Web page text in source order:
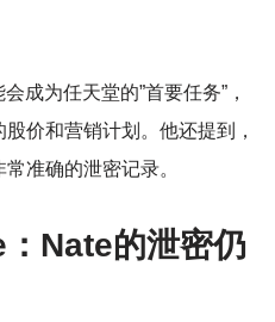
成为任天堂的”首要任务”，
价和营销计划。他还提到，
准确的泄密记录。
Nate的泄密仍